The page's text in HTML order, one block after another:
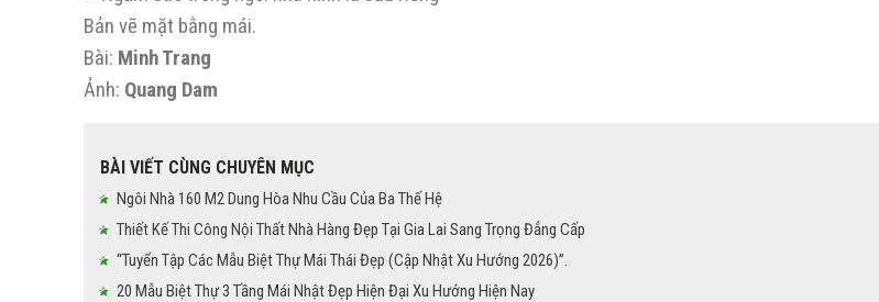
Bản vẽ mặt bằng mái.
Bài: Minh Trang
Ảnh: Quang Dam
BÀI VIẾT CÙNG CHUYÊN MỤC
Ngôi Nhà 160 M2 Dung Hòa Nhu Cầu Của Ba Thế Hệ
Thiết Kế Thi Công Nội Thất Nhà Hàng Đẹp Tại Gia Lai Sang Trọng Đẳng Cấp
“Tuyển Tập Các Mẫu Biệt Thự Mái Thái Đẹp (Cập Nhật Xu Hướng 2026)”.
20 Mẫu Biệt Thự 3 Tầng Mái Nhật Đẹp Hiện Đại Xu Hướng Hiện Nay